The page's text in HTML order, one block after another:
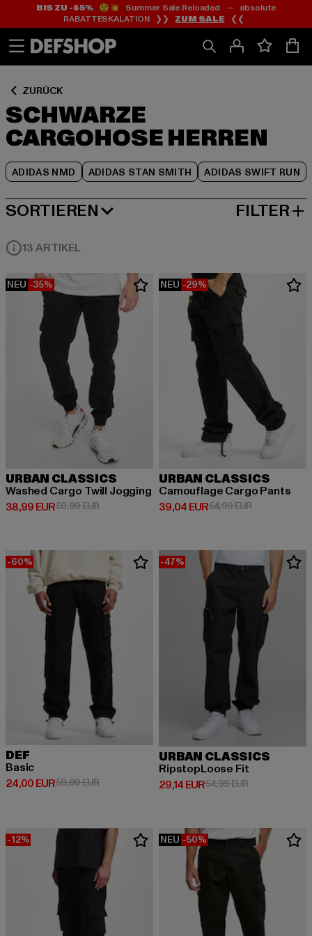
Zum
Inhalt
springen
Zum
Fußzeile
springen
BIS ZU -65%😲💥 Summer Sale Reloaded — absolute
RABATTESKALATION ❯❯ ZUM SALE ❮❮
ZURÜCK
SCHWARZE
CARGOHOSE HERREN
ADIDAS NMD ADIDAS STAN SMITH ADIDAS SWIFT RUN
Zum
Produktraster
springen
SORTIEREN
BELIEBTESTE FILTER
13 ARTIKEL
NEU -35%
URBAN CLASSICS
Washed Cargo Twill Jogging
38,99 EUR
Derzeitiger Preis: 38,99 EUR
59,99 EURAktionspreis: 59,99 EUR
NEU -29%
URBAN CLASSICS
Camouflage Cargo Pants
39,04 EUR
Derzeitiger Preis: 39,04 EUR
54,99 EURAktionspreis:
-60%
DEF
Basic
24,00 EUR
Derzeitiger Preis: 24,00 EUR
59,99 EURAktionspreis: 59,99 EUR
-47%
URBAN CLASSICS
RipstopLoose Fit
29,14 EUR
Derzeitiger Preis: 29,14 EUR
54,99 EURAktionspreis:
-12% NEU -50%